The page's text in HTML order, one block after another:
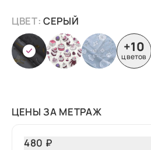
ЦВЕТ:СЕРЫЙ
+10
цветов
ЦЕНЫ ЗА МЕТРАЖ
480 ₽